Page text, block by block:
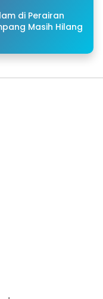
di Perairan
Masih Hilang